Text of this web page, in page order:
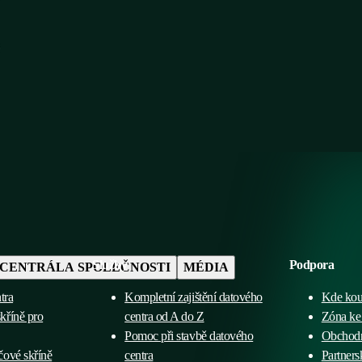
CENTRÁLA SPOLEČNOSTI MÉDIA
pro
skříně
Služby
Kompletní zajištění datového
centra od A do Z
Pomoc při stavbě datového
centra
Podpora
Kde
Zóna